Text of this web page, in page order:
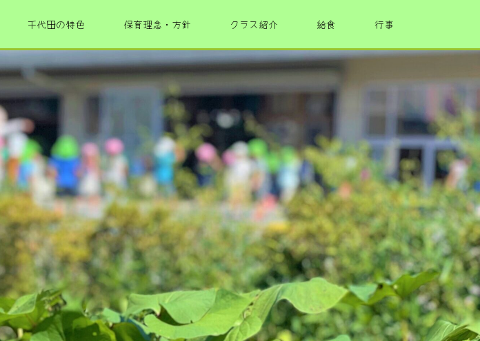
千代田の特色 保育理念・方針 クラス紹介 給食 行事